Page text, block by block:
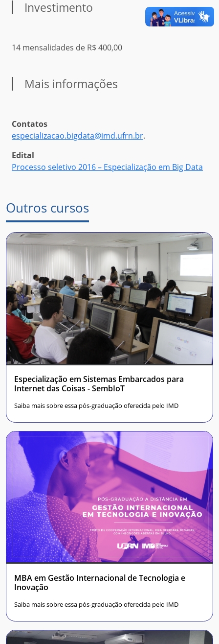
Investimento
14 mensalidades de R$ 400,00
Mais informações
Contatos
especializacao.bigdata@imd.ufrn.br.
Edital
Processo seletivo 2016 – Especialização em Big Data
Outros cursos
Especialização em Sistemas Embarcados para
Internet das Coisas - SembIoT
Saiba mais sobre essa pós-graduação oferecida pelo IMD
MBA em Gestão Internacional de Tecnologia e
Inovação
Saiba mais sobre essa pós-graduação oferecida pelo IMD